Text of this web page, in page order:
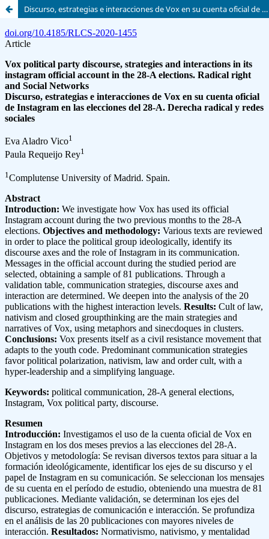
Discurso, estrategias e interacciones de Vox en su cuenta oficial de Instagram en las elecciones del 28-A. Derecha radical y redes sociales